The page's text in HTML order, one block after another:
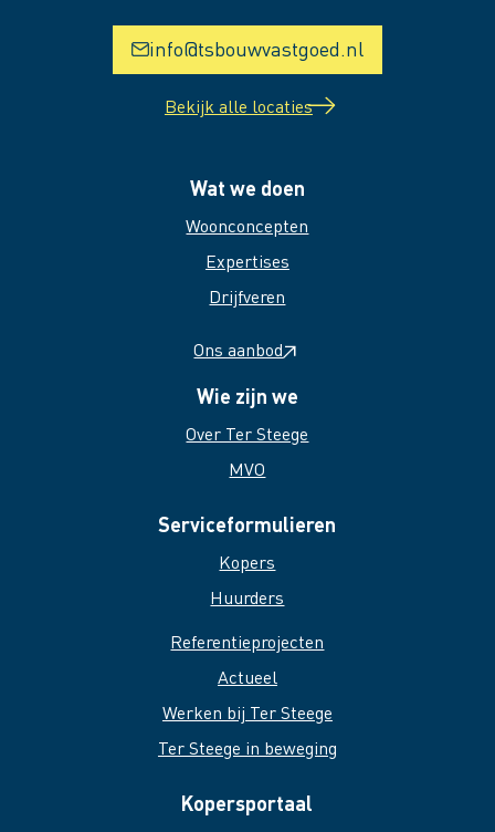
info@tsbouwvastgoed.nl
Bekijk alle locaties
Wat we doen
Woonconcepten
Expertises
Drijfveren
Ons aanbod
Wie zijn we
Over Ter Steege
MVO
Serviceformulieren
Kopers
Huurders
Referentieprojecten
Actueel
Werken bij Ter Steege
Ter Steege in beweging
Kopersportaal